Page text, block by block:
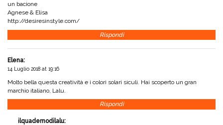
un bacione
Agnese & Elisa
http://desiresinstyle.com/
Rispondi
Elena:
14 Luglio 2018 at 19:16
Molto bella questa creatività e i colori solari siculi. Hai scoperto un gran
marchio italiano, Lalu.
Rispondi
ilquadernodilalu: